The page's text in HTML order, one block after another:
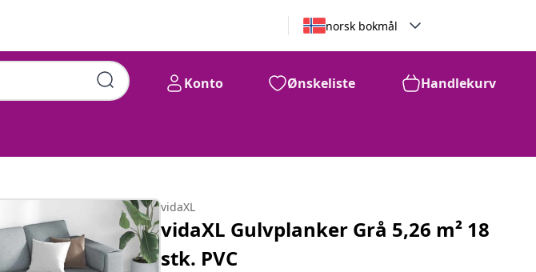
norsk bokmål
Konto Ønskeliste Handlekurv
vidaXL
vidaXL Gulvplanker Grå 5,26 m² 18
stk. PVC